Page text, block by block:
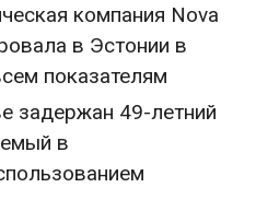
компания Nova
в Эстонии в
показателям
задержан 49-летний
в